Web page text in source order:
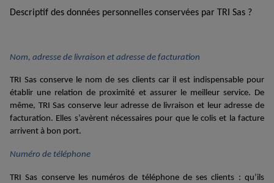
Descriptif des données personnelles conservées par TRI Sas ?
Nom, adresse de livraison et adresse de facturation
TRI Sas conserve le nom de ses clients car il est indispensable pour
établir une relation de proximité et assurer le meilleur service. De
même, TRI Sas conserve leuradresse de livraison et leur adressede
facturation. Elles s’avèrent nécessaires pour que le colis et la facture
arrivent à bon port.
Numéro de téléphone
TRI Sas conserve les numéros de téléphone de ses clients : qu’ils